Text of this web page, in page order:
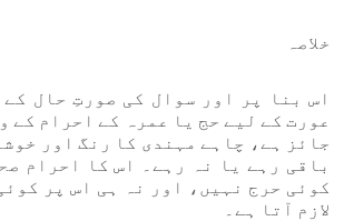
خلاصہ
اس بنا پر اور سوال کی صورتِ حال
عورت کے لیے حج یا عمرہ کے احرام کے
جائز ہے، چاہے مہندی کا رنگ اور
باقی رہے یا نہ رہے۔ اس کا احرام
کوئی حرج نہیں، اور نہ ہی اس پر
لازم آتا ہے۔